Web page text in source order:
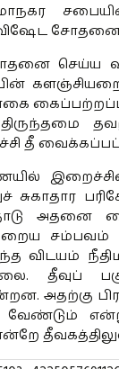
சபையின்
செய்ய
தீ
சுகாதார
அதனை
விடயம்
தீவுப்
அதற்கு
வேண்டும்